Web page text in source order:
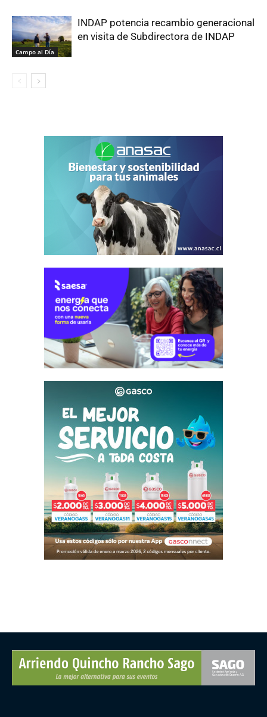
Campo al Día
INDAP potencia recambio generacional
en visita de Subdirectora de INDAP